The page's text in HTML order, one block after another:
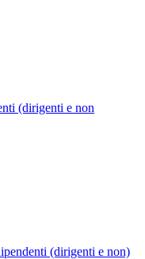
(dirigenti e non
(dirigenti e non)